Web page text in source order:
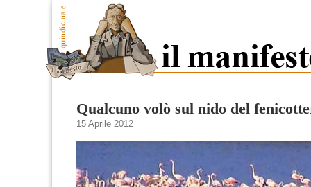
Qualcuno volò sul nido del
15 Aprile 2012